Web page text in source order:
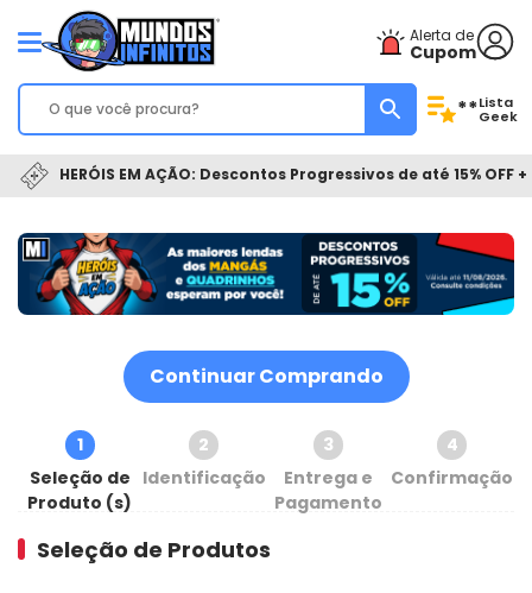
Alerta de
Cupom
**Lista
Geek
HERÓIS EM AÇÃO: Descontos Progressivos de até 15% OFF
Continuar Comprando
1
Seleção de
Produto (s)
2
Identificação
3
Entrega e
Pagamento
4
Confirmação
Seleção de Produtos